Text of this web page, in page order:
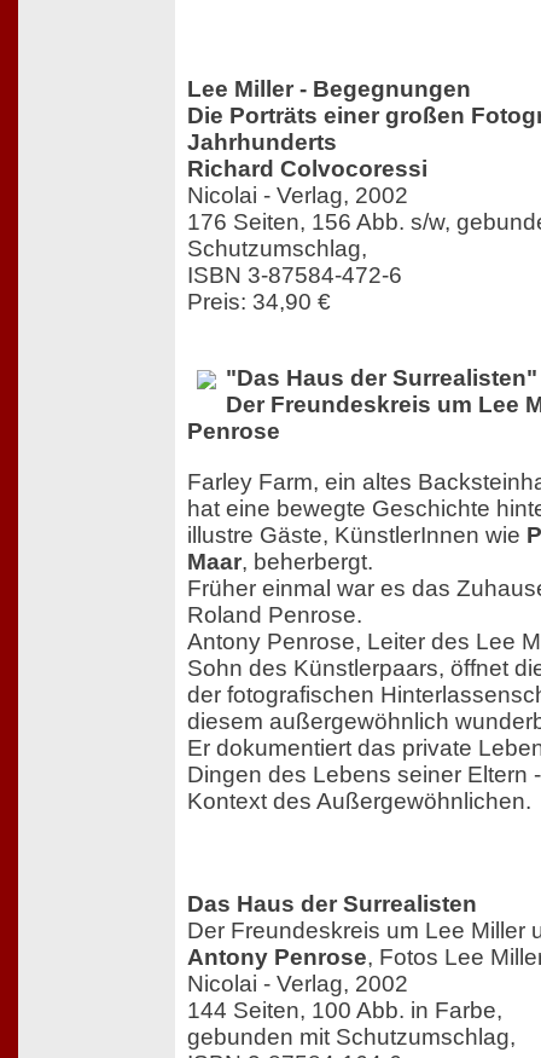
Lee Miller - Begegnungen
Die Porträts einer großen
Jahrhunderts
Richard Colvocoressi
Nicolai - Verlag, 2002
176 Seiten, 156 Abb. s/w,
Schutzumschlag,
ISBN 3-87584-472-6
Preis: 34,90 €
"Das Haus der Surrealisten"
Der Freundeskreis um Lee
Penrose
Farley Farm, ein altes
hat eine bewegte Geschichte
illustre Gäste, KünstlerInnen wie
Maar, beherbergt.
Früher einmal war es das
Roland Penrose.
Antony Penrose, Leiter des Lee
Sohn des Künstlerpaars, öffnet
der fotografischen
diesem außergewöhnlich
Er dokumentiert das private
Dingen des Lebens seiner Eltern
Kontext des Außergewöhnlichen.
Das Haus der Surrealisten
Der Freundeskreis um Lee Miller
Antony Penrose, Fotos Lee
Nicolai - Verlag, 2002
144 Seiten, 100 Abb. in Farbe,
gebunden mit Schutzumschlag,